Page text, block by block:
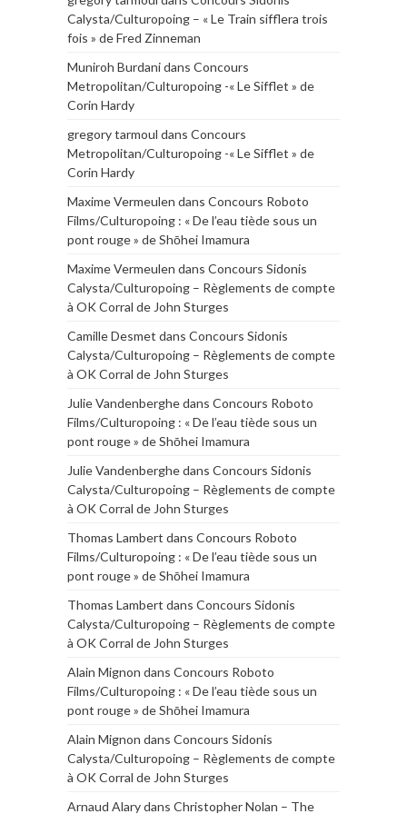
Calysta/Culturopoing – « Le Train sifflera trois
fois » de Fred Zinneman
Muniroh Burdanidans Concours
Metropolitan/Culturopoing -« Le Sifflet » de
Corin Hardy
gregory tarmoul dans Concours
Metropolitan/Culturopoing -« Le Sifflet » de
Corin Hardy
Maxime Vermeulen dans Concours Roboto
Films/Culturopoing : « De l’eau tiède sous un
pont rouge » de Shōhei Imamura
Maxime Vermeulen dans Concours Sidonis
Calysta/Culturopoing – Règlements de compte
à OK Corral de John Sturges
Camille Desmet dans Concours Sidonis
Calysta/Culturopoing – Règlements de compte
à OK Corral de John Sturges
Julie Vandenberghedans Concours Roboto
Films/Culturopoing : « De l’eau tiède sous un
pont rouge » de Shōhei Imamura
Julie Vandenberghedans Concours Sidonis
Calysta/Culturopoing – Règlements de compte
à OK Corral de John Sturges
Thomas Lambert dans Concours Roboto
Films/Culturopoing : « De l’eau tiède sous un
pont rouge » de Shōhei Imamura
Thomas Lambert dans Concours Sidonis
Calysta/Culturopoing – Règlements de compte
à OK Corral de John Sturges
Alain Mignon dans Concours Roboto
Films/Culturopoing : « De l’eau tiède sous un
pont rouge » de Shōhei Imamura
Alain Mignon dans Concours Sidonis
Calysta/Culturopoing – Règlements de compte
à OK Corral de John Sturges
Arnaud Alarydans Christopher Nolan – The